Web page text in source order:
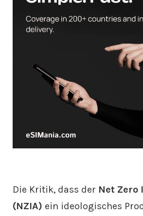
Die Kritik, dass der Net Zero
(NZIA) ein ideologisches